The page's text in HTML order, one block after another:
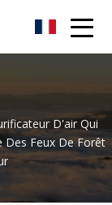
D'air Qui
Des Feux De Forêt